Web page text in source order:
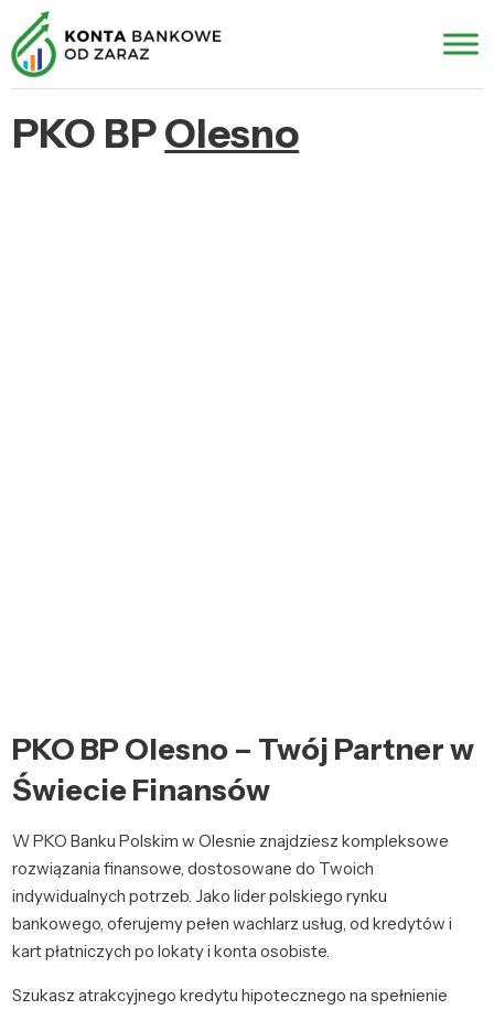
PKO BPOlesno
PKO BP Olesno – Twój Partner w
Świecie Finansów
W PKO Banku Polskim w Olesnie znajdziesz kompleksowe
rozwiązania finansowe, dostosowane do Twoich
indywidualnych potrzeb. Jako lider polskiego rynku
bankowego, oferujemy pełen wachlarz usług, od kredytów i
kart płatniczych po lokaty i konta osobiste.
Szukasz atrakcyjnego kredytu hipotecznego na spełnienie